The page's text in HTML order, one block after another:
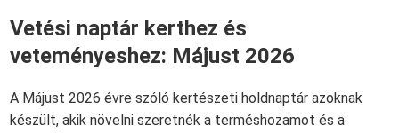
Vetési naptár kerthez és
veteményeshez: Májust 2026
A Májust 2026 évre szóló kertészeti holdnaptár azoknak
készült, akik növelni szeretnék a terméshozamot és a